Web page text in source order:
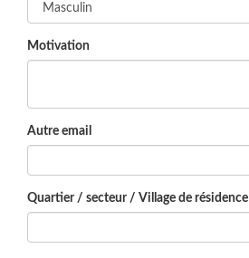
Motivation
Autre email
Quartier / secteur / Village de résidence